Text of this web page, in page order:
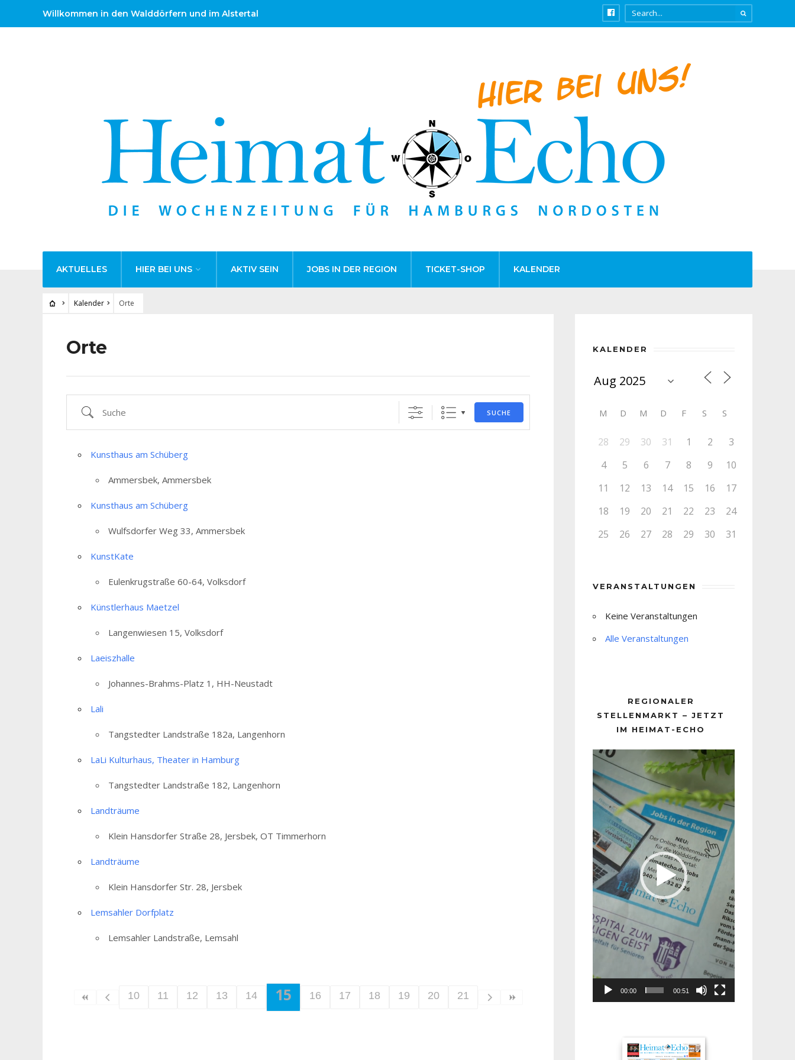
Willkommen in den Walddörfern und im Alstertal
AKTUELLES HIER BEI UNS AKTIV SEIN JOBS IN DER REGION TICKET-SHOP KALENDER
Kalender Orte
Orte
Suche SUCHE
Kunsthaus am Schüberg
Ammersbek, Ammersbek
Kunsthaus am Schüberg
Wulfsdorfer Weg 33, Ammersbek
KunstKate
Eulenkrugstraße 60-64, Volksdorf
Künstlerhaus Maetzel
Langenwiesen 15, Volksdorf
Laeiszhalle
Johannes-Brahms-Platz 1, HH-Neustadt
Lali
Tangstedter Landstraße 182a, Langenhorn
LaLi Kulturhaus, Theater in Hamburg
Tangstedter Landstraße 182, Langenhorn
Landträume
Klein Hansdorfer Straße 28, Jersbek, OT Timmerhorn
Landträume
Klein Hansdorfer Str. 28, Jersbek
Lemsahler Dorfplatz
Lemsahler Landstraße, Lemsahl
10 11 12 13 14 15 16 17 18 19 20 21
KALENDER
M D M D F S S
28 29 30 31 1 2
3
4
5 6 7 8 9
10
11
12 13 14 15 16
17
18
19 20 21 22 23
24
25
26 27 28 29 30 31
VERANSTALTUNGEN
Keine Veranstaltungen
Alle Veranstaltungen
REGIONALER
STELLENMARKT – JETZT
IM HEIMAT-ECHO
Player
00:00 00:51